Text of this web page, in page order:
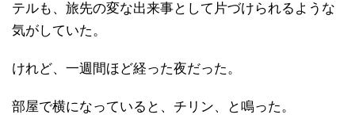
テルも、旅先の変な出来事として片づけられるような
気がしていた。
けれど、一週間ほど経った夜だった。
部屋で横になっていると、チリン、と鳴った。